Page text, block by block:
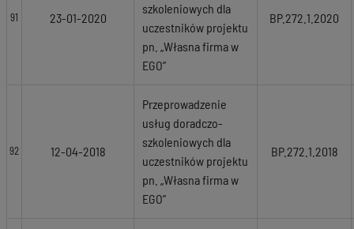
91 23-01-2020
szkoleniowych dla
uczestników projektu
pn. „Własna firma w
EGO”
BP.272.1.2020
92 12-04-2018
Przeprowadzenie
usług doradczo-
szkoleniowych dla
uczestników projektu
pn. „Własna firma w
EGO”
BP.272.1.2018